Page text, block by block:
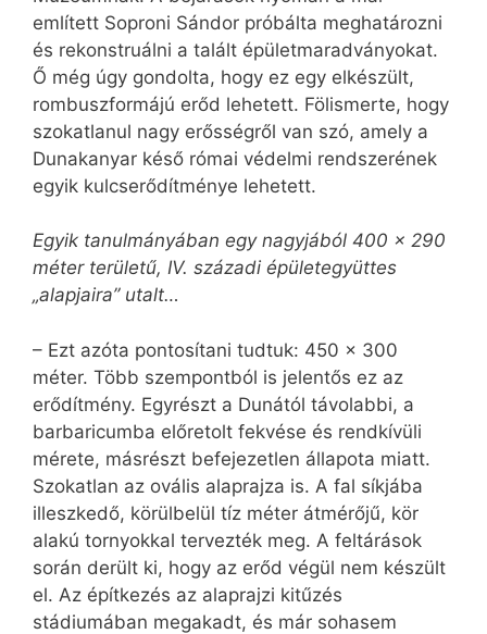
említett Soproni Sándor próbálta meghatározni
és rekonstruálni a talált épületmaradványokat.
Ő még úgy gondolta, hogy ez egy elkészült,
rombuszformájú erőd lehetett. Fölismerte, hogy
szokatlanul nagy erősségről van szó, amely a
Dunakanyar késő római védelmi rendszerének
egyik kulcserődítménye lehetett.
Egyik tanulmányában egy nagyjából 400 x 290
méter területű, IV. századi épületegyüttes
„alapjaira” utalt…
– Ezt azóta pontosítani tudtuk: 450 x 300
méter. Több szempontból is jelentős ez az
erődítmény. Egyrészt a Dunától távolabbi, a
barbaricumba előretolt fekvése és rendkívüli
mérete, másrészt befejezetlen állapota miatt.
Szokatlan az ovális alaprajza is. A fal síkjába
illeszkedő, körülbelül tíz méter átmérőjű, kör
alakú tornyokkal tervezték meg. A feltárások
során derült ki, hogy az erőd végül nem készült
el. Az építkezés az alaprajzi kitűzés
stádiumában megakadt, és már sohasem